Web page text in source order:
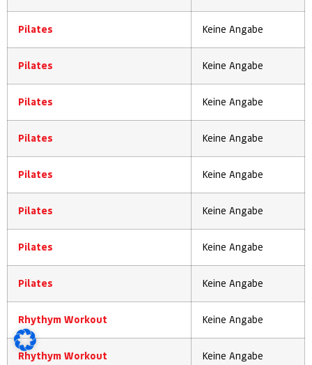
Pilates Keine Angabe
Pilates Keine Angabe
Pilates Keine Angabe
Pilates Keine Angabe
Pilates Keine Angabe
Pilates Keine Angabe
Pilates Keine Angabe
Pilates Keine Angabe
Rhythym Workout Keine Angabe
Rhythym Workout Keine Angabe